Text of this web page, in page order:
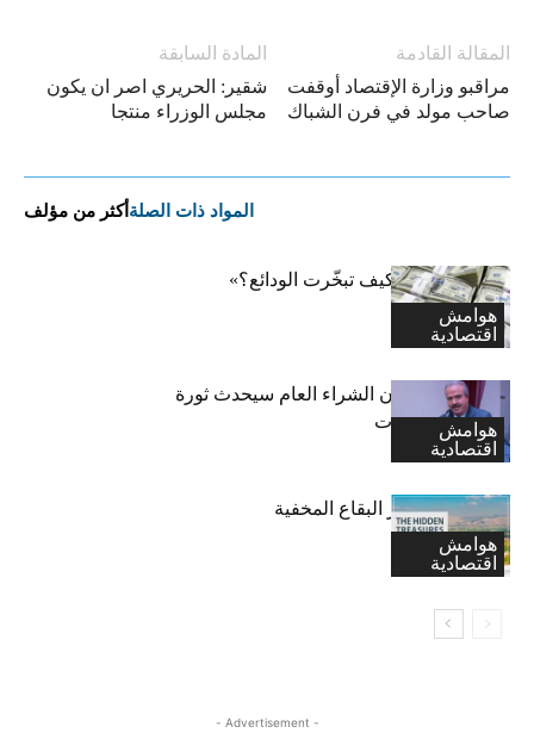
المادة السابقة
شقير: الحريري اصر ان يكون
مجلس الوزراء منتجا
المقالة القادمة
مراقبو وزارة الإقتصاد أوقفت
صاحب مولد في فرن الشباك
المواد ذات الصلة أكثر من مؤلف
هوامش
اقتصادية
ملتقى بعنوان «كيف تبخّرت الودائع؟»
هوامش
اقتصادية
جابر: إقرار قانون الشراء العام سيحدث ثورة
في كل القطاعات
هوامش
اقتصادية
تعرف على كنوز البقاع المخفية
- Advertisement -